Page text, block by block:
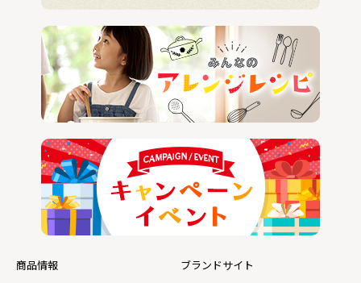
商品情報
ブランドサイト